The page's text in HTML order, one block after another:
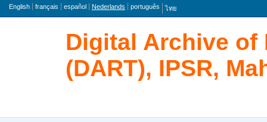
taal
English français español Nederlands português ไทย
Digital Archive of
(DART), IPSR,